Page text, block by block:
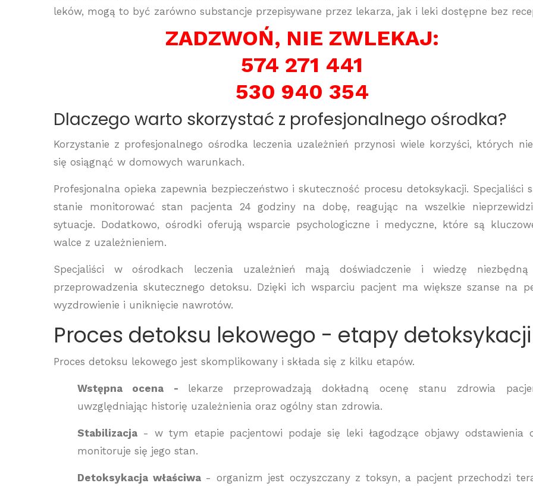
leków, mogą to być zarówno substancje przepisywane przez lekarza, jak i leki dostępne bez
ZADZWOŃ, NIE ZWLEKAJ:
574 271 441
530 940 354
Dlaczego warto skorzystać z profesjonalnego ośrodka?
Korzystanie z profesjonalnego ośrodka leczenia uzależnień przynosi wiele korzyści, których
się osiągnąć w domowych warunkach.
Profesjonalna opieka zapewnia bezpieczeństwo i skuteczność procesu detoksykacji. Specjaliści
stanie monitorować stan pacjenta 24 godziny na dobę, reagując na wszelkie
sytuacje. Dodatkowo, ośrodki oferują wsparcie psychologiczne i medyczne, które są
walce z uzależnieniem.
Specjaliści w ośrodkach leczenia uzależnień mają doświadczenie i wiedzę
przeprowadzenia skutecznego detoksu. Dzięki ich wsparciu pacjent ma większe szanse na
wyzdrowienie i uniknięcie nawrotów.
Proces detoksu lekowego - etapy detoksykacji
Proces detoksu lekowego jest skomplikowany i składa się z kilku etapów.
Wstępna ocena - lekarze przeprowadzają dokładną ocenę stanu zdrowia
uwzględniając historię uzależnienia oraz ogólny stan zdrowia.
Stabilizacja - w tym etapie pacjentowi podaje się leki łagodzące objawy odstawienia
monitoruje się jego stan.
Detoksykacja właściwa - organizm jest oczyszczany z toksyn, a pacjent przechodzi